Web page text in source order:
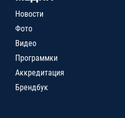
Новости
Фото
Видео
Программки
Аккредитация
Брендбук